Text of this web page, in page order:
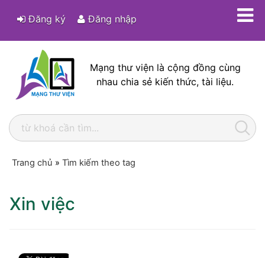
Đăng ký Đăng nhập
Mạng thư viện là cộng đồng cùng
nhau chia sẻ kiến thức, tài liệu.
Trang chủ » Tìm kiếm theo tag
Xin việc